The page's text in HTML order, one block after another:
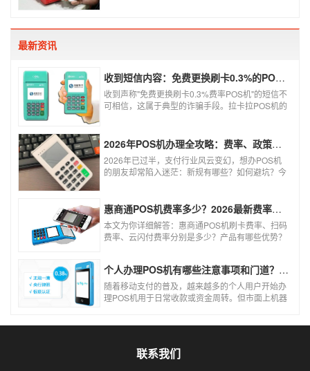
最新资讯
收到短信内容：免费更换刷卡0.3%的POS机，可以相信吗？
收到声称"免费更换刷卡0.3%费率POS机"的短信不
可相信，这属于典型的诈骗手段。拉卡拉POS机的
风险。以下结合权威信息分析原因及应对建议：2026年POS机办理全攻略：费率、政策、避坑一篇讲清
2026年已过半，支付行业风云变幻，想办POS机
的朋友却常陷入迷茫：新规有哪些？如何避坑？今
使用！
惠商通POS机费率多少？2026最新费率标准及办理全攻略
本文为你详细解答：惠商通POS机刷卡费率、扫码
费率、云闪付费率分别是多少？产品有哪些优势？
个人办理POS机有哪些注意事项和门道？（2026最新避坑指南）
随着移动支付的普及，越来越多的个人用户开始办
理POS机用于日常收款或资金周转。但市面上机器
联系我们